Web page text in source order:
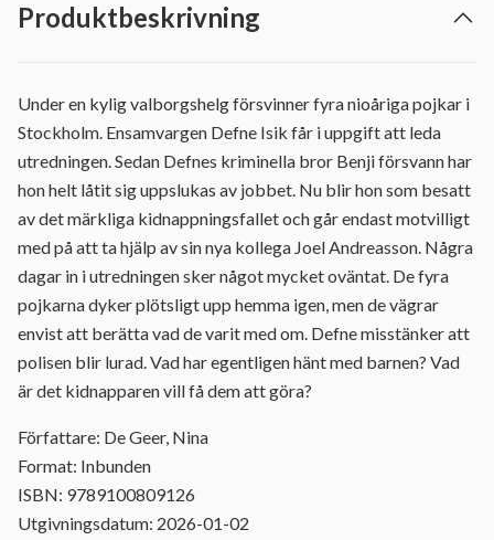
Produktbeskrivning
Under en kylig valborgshelg försvinner fyra nioåriga pojkar i
Stockholm. Ensamvargen Defne Isik får i uppgift att leda
utredningen. Sedan Defnes kriminella bror Benji försvann har
hon helt låtit sig uppslukas av jobbet. Nu blir hon som besatt
av det märkliga kidnappningsfallet och går endast motvilligt
med på att ta hjälp av sin nya kollega Joel Andreasson. Några
dagar in i utredningen sker något mycket oväntat. De fyra
pojkarna dyker plötsligt upp hemma igen, men de vägrar
envist att berätta vad de varit med om. Defne misstänker att
polisen blir lurad. Vad har egentligen hänt med barnen? Vad
är det kidnapparen vill få dem att göra?
Författare: De Geer, Nina
Format: Inbunden
ISBN: 9789100809126
Utgivningsdatum: 2026-01-02